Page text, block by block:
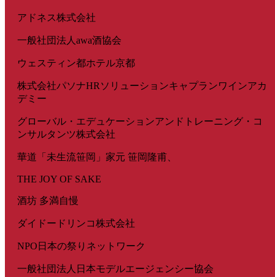
アドネス株式会社
一般社団法人awa酒協会
ウェスティン都ホテル京都
株式会社パソナHRソリューションキャプランワインアカ
デミー
グローバル・エデュケーションアンドトレーニング・コ
ンサルタンツ株式会社
華道「未生流笹岡」家元 笹岡隆甫、
THE JOY OF SAKE
酒坊 多満自慢
ダイドードリンコ株式会社
NPO日本の祭りネットワーク
一般社団法人日本モデルエージェンシー協会